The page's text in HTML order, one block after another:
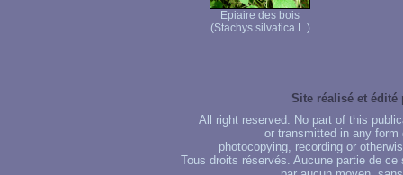
Epiaire des bois
(Stachys silvatica L.)
Site réalisé et édité
All right reserved. No part of this
or transmitted in any
photocopying, recording or
Tous droits réservés. Aucune partie de